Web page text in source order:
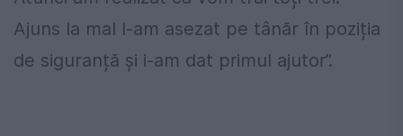
Ajuns la mal l-am asezat pe tânăr în poziția
de siguranță și i-am dat primul ajutor”.